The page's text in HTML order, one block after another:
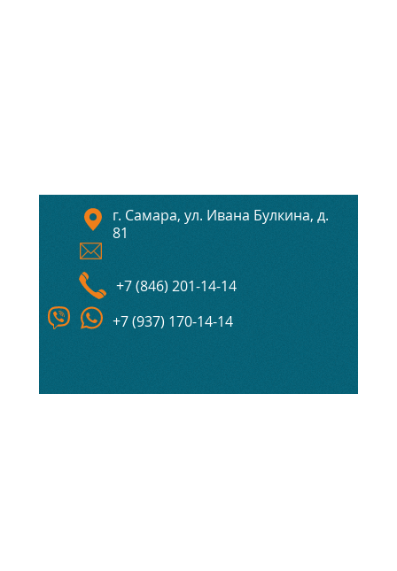
г. Самара, ул. Ивана Булкина, д.
81
+7 (846) 201-14-14
+7 (937) 170-14-14